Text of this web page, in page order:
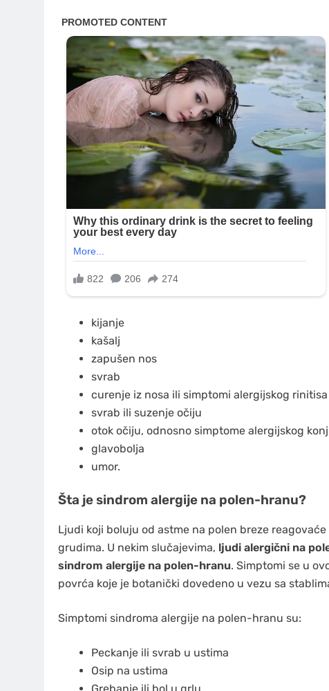
kijanje
kašalj
zapušen nos
svrab
curenje iz nosa ili simptomi alergijskog
svrab ili suzenje očiju
otok očiju, odnosno simptome alergijskog
glavobolja
umor.
Šta je sindrom alergije na polen-hranu?
Ljudi koji boluju od astme na polen breze
grudima. U nekim slučajevima, ljudi alergični na
sindrom alergije na polen-hranu. Simptomi se u
povrća koje je botanički dovedeno u vezu sa
Simptomi sindroma alergije na polen-hranu su:
Peckanje ili svrab u ustima
Osip na ustima